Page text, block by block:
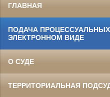
ГЛАВНАЯ
ПОДАЧА
ЭЛЕКТРОННОМ ВИДЕ
О СУДЕ
ТЕРРИТОРИАЛЬНАЯ